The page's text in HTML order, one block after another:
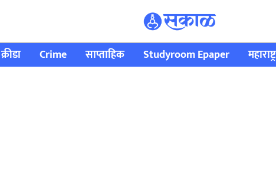
क्रीडा Crime साप्ताहिक Studyroom Epaper महाराष्ट्र